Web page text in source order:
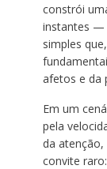
constrói
instantes —
simples
afetos e da
Em um
pela
da
convite